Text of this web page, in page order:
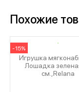
Похожие
-15%
Игрушка
Лошадка
см.,Relana